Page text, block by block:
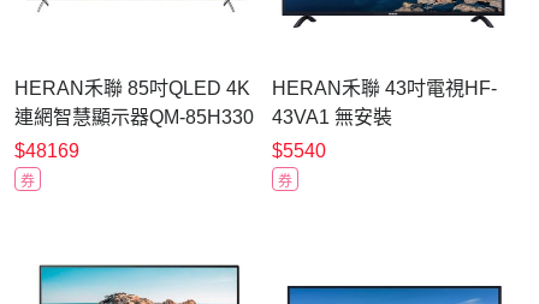
HERAN禾聯 85吋QLED 4K
連網智慧顯示器QM-85H330
含標準安裝
$48169
券
HERAN禾聯 43吋電視HF-
43VA1 無安裝
$5540
券